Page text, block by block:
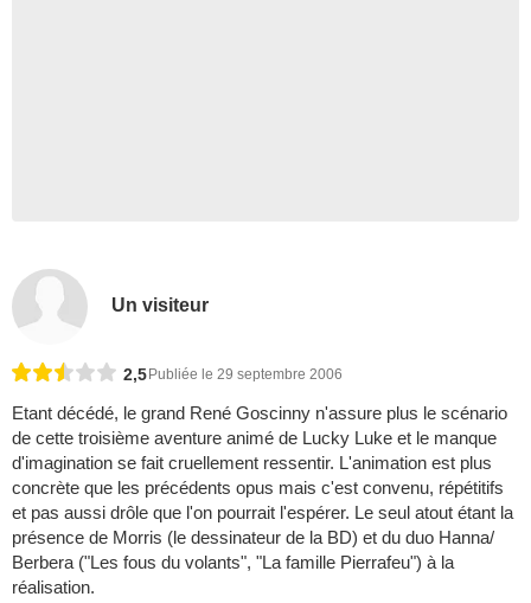
Un visiteur
2,5 Publiée le 29 septembre 2006
Etant décédé, le grand René Goscinny n'assure plus le scénario
de cette troisième aventure animé de Lucky Luke et le manque
d'imagination se fait cruellement ressentir. L'animation est plus
concrète que les précédents opus mais c'est convenu, répétitifs
et pas aussi drôle que l'on pourrait l'espérer. Le seul atout étant la
présence de Morris (le dessinateur de la BD) et du duo Hanna/
Berbera ("Les fous du volants", "La famille Pierrafeu") à la
réalisation.